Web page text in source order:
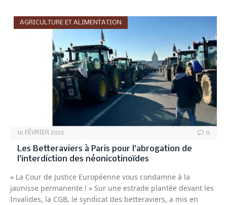
AGRICULTURE ET ALIMENTATION
10 FÉVRIER 2023 0
Les Betteraviers à Paris pour l’abrogation de
l’interdiction des néonicotinoïdes
« La Cour de Justice Européenne vous condamne à la
jaunisse permanente ! » Sur une estrade plantée devant les
Invalides, la CGB, le syndicat des betteraviers, a mis en